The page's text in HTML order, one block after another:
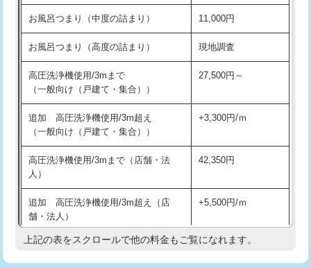
式）)
交換・取付(混合水栓（壁付・デッキ
式・ワンホール）)
16,500円+材料費
交換・取付(排水栓・排水トラップ
（P/S/ポップアップ））
22,000円+材料費
交換・取付（その他部品） 11,000円+材料費
持込商品取付（単水栓） 13,200円
持込商品取付（混合水栓）
持込商品取付（浄水器・分岐水栓） 16,500円
持込商品取付（温水洗浄便座） 22,000円
持込商品取付（普通便座⇔温水洗浄便
22,000円
お風呂つまり（中度の詰まり） 11,000円
お風呂つまり（高度の詰まり） 現地調査
高圧洗浄機使用/3mまで
（一般向け（戸建て・集合））
27,500円～
追加 高圧洗浄機使用/3m超え
（一般向け（戸建て・集合））
+3,300円/ｍ
高圧洗浄機使用/3mまで（店舗・法
人）
42,350円
追加 高圧洗浄機使用/3m超え（店
舗・法人）
+5,500円/ｍ
高度高圧洗浄換 現地調査
上記の表をスクロールで他の料金もご覧になれます。